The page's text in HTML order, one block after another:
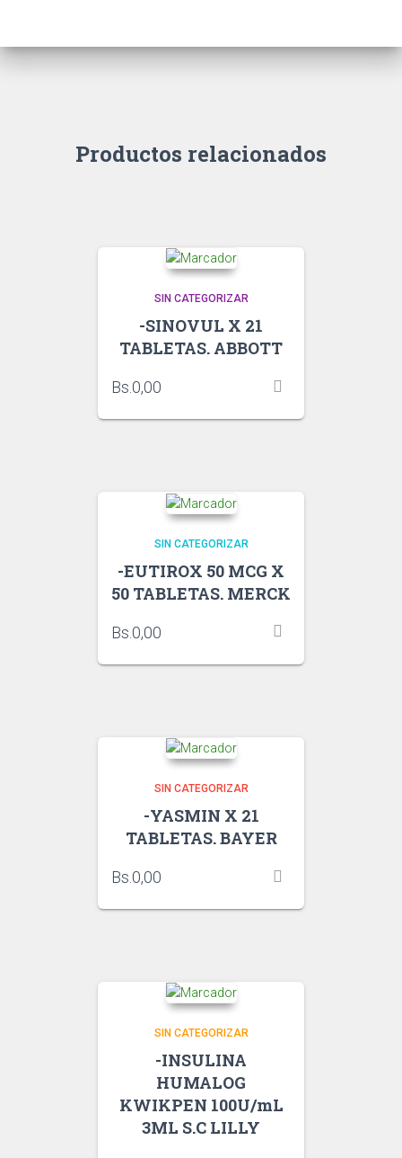
Productos relacionados
SIN CATEGORIZAR
-SINOVUL X 21
TABLETAS. ABBOTT
Bs.0,00
SIN CATEGORIZAR
-EUTIROX 50 MCG X
50 TABLETAS. MERCK
Bs. 0,00
SIN CATEGORIZAR
-YASMIN X 21
TABLETAS. BAYER
Bs. 0,00
SIN CATEGORIZAR
-INSULINA
HUMALOG
KWIKPEN 100U/mL
3ML S.C LILLY